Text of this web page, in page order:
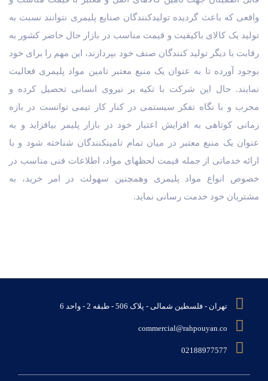
واقعی که باعث گردیده تولیدکنندگان صنایع پلیمری نتوانند نسبت به
تولید یک کالای باکیفیت و قیمت مناسب در بازار حال حاضر کشور به
رقابت با دیگر تولید کنندگان صنف خود بپردازند، این مهم را برای خود
بوجود آورده تا به عنوان یک منبع معتبر تامین مواد پلیمری فعالیت
نمایند. حال این شرکت با تکیه بر نیروی انسانی تحصیل کرده و
مجرب و با نگاه تفکر سیستمی در کنار کار تیمی توانست در بازه
زمانی کوتاهی به افزایش اعتبار خود در بازار پلیمر بیافزاید و به
عنوان یک منبع معتبر در میان تمام تامینکنندگان شناخته شود و با
ارائه خدماتی از جمله قیمت لحظهای مواد، اطلاعات فنی مناسب در
خصوص انواع مواد پلیمری وهمچنین سهولت در امر خرید، به
مشتریان خود خدمت رسانی نماید.
تهران - فلسطین شمالی - پلاک 506 - طبقه 2 - واحد 6